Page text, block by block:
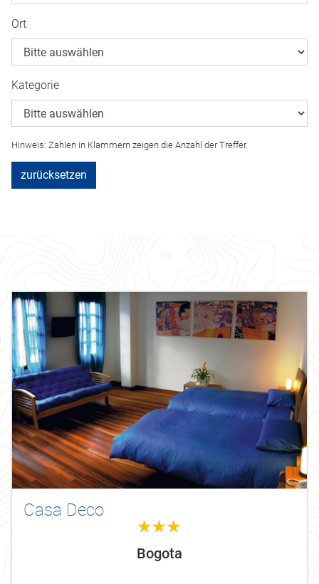
Ort
Kategorie
Hinweis: Zahlen in Klammern zeigen die Anzahl der Treffer.
zurücksetzen
Casa Deco
3.0
Bogota